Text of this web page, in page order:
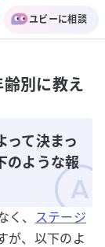
ユビーに相談
別に教え
って決まっ
のような報
、 ステージ
が、以下のよ